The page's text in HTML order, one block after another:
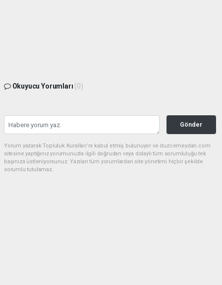
Okuyucu Yorumları (0)
Gönder
Yorum yazarak Topluluk Kuralları’nı kabul etmiş bulunuyor ve duzcemeydan.com
sitesine yaptığınız yorumunuzla ilgili doğrudan veya dolaylı tüm sorumluluğu tek
başınıza üstleniyorsunuz. Yazılan tüm yorumlardan site yönetimi hiçbir şekilde
sorumlu tutulamaz.